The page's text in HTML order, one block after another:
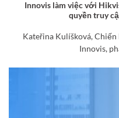
Innovis làm việc với
quyền truy
Kateřina Kulíšková,
Innovis,